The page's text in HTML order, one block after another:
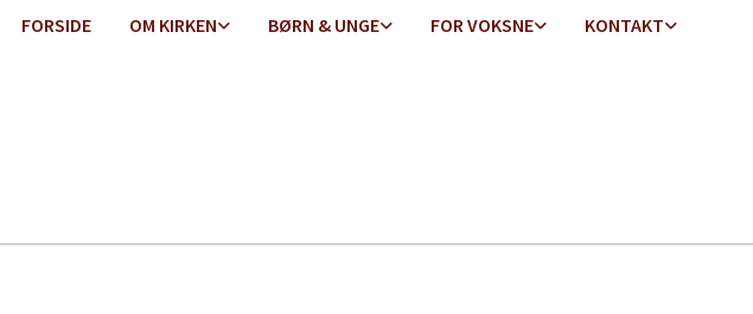
FORSIDE OM KIRKEN BØRN & UNGE FOR VOKSNE KONTAKT